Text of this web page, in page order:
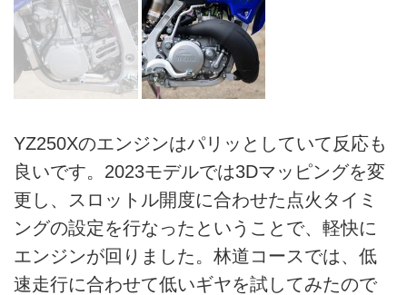
YZ250Xのエンジンはパリッとしていて反応も
良いです。2023モデルでは3Dマッピングを変
更し、スロットル開度に合わせた点火タイミ
ングの設定を行なったということで、軽快に
エンジンが回りました。林道コースでは、低
速走行に合わせて低いギヤを試してみたので